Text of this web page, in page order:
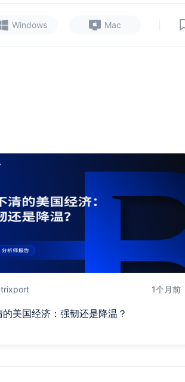
Windows Mac
1个月前
的美国经济：强韧还是降温？